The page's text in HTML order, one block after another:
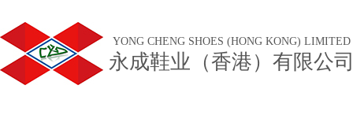
YONG CHENG SHOES (HONG KONG) LIMITED
永成鞋业（香港）有限公